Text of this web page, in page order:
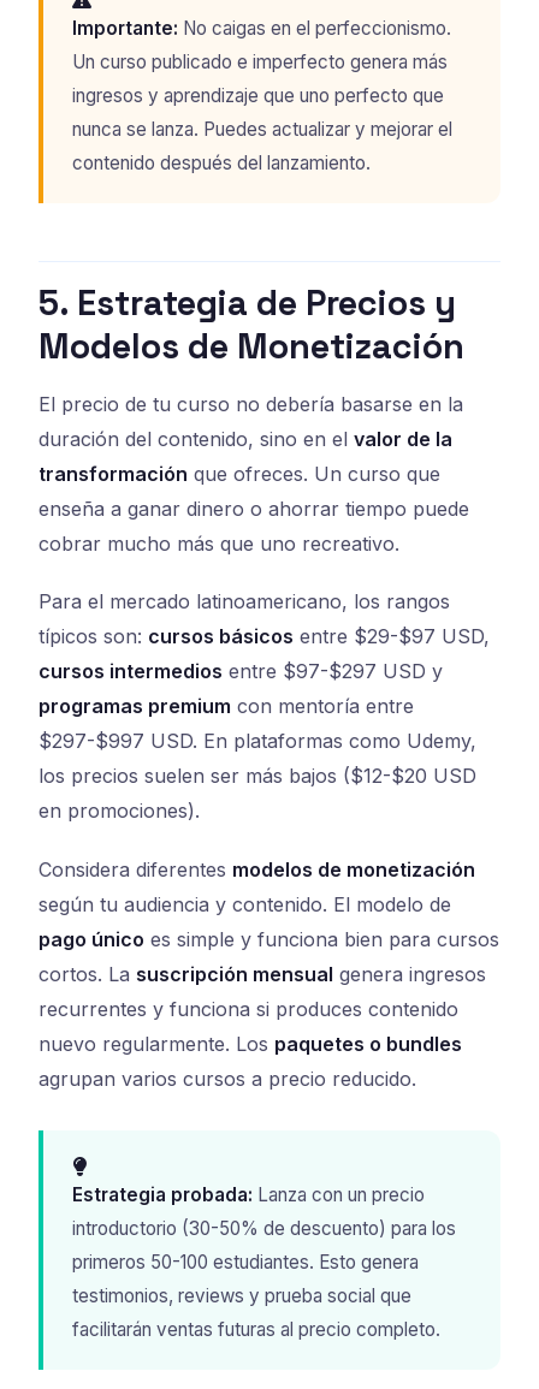
Importante: No caigas en el perfeccionismo.
Un curso publicado e imperfecto genera más
ingresos y aprendizaje que uno perfecto que
nunca se lanza. Puedes actualizar y mejorar el
contenido después del lanzamiento.
5. Estrategia de Precios y
Modelos de Monetización
El precio de tu curso no debería basarse en la
duración del contenido, sino en el valor de la
transformación que ofreces. Un curso que
enseña a ganar dinero o ahorrar tiempo puede
cobrar mucho más que uno recreativo.
Para el mercado latinoamericano, los rangos
típicos son: cursos básicos entre $29-$97 USD,
cursos intermedios entre $97-$297 USD y
programas premium con mentoría entre
$297-$997 USD. En plataformas como Udemy,
los precios suelen ser más bajos ($12-$20 USD
en promociones).
Considera diferentes modelos de monetización
según tu audiencia y contenido. El modelo de
pago único es simple y funciona bien para cursos
cortos. La suscripción mensual genera ingresos
recurrentes y funciona si produces contenido
nuevo regularmente. Los paquetes o bundles
agrupan varios cursos a precio reducido.
Estrategia probada: Lanza con un precio
introductorio (30-50% de descuento) para los
primeros 50-100 estudiantes. Esto genera
testimonios, reviews y prueba social que
facilitarán ventas futuras al precio completo.